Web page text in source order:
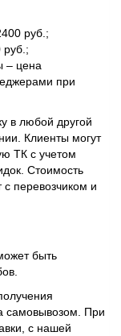
руб.;
руб.;
– цена
при
в любой другой
Клиенты могут
ТК с учетом
Стоимость
с перевозчиком и
быть
самовывозом. При
с нашей